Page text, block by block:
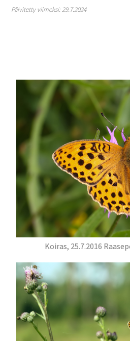
Päivitetty viimeksi: 29.7.2024
Koiras, 25.7.2016